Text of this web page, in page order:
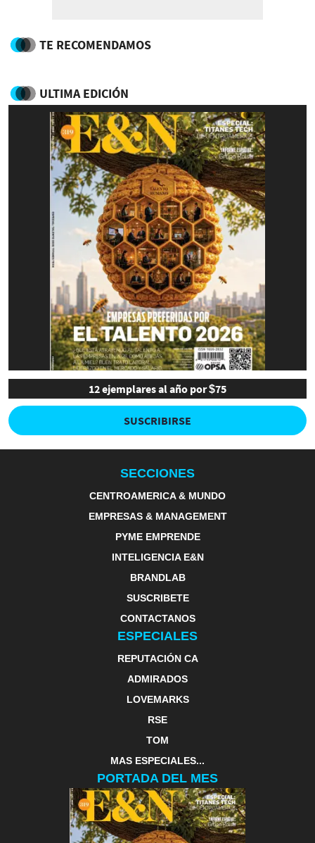
TE RECOMENDAMOS
ULTIMA EDICIÓN
12 ejemplares al año por $75
SUSCRIBIRSE
SECCIONES
CENTROAMERICA & MUNDO
EMPRESAS & MANAGEMENT
PYME EMPRENDE
INTELIGENCIA E&N
BRANDLAB
SUSCRIBETE
CONTACTANOS
ESPECIALES
REPUTACIÓN CA
ADMIRADOS
LOVEMARKS
RSE
TOM
MAS ESPECIALES...
PORTADA DEL MES